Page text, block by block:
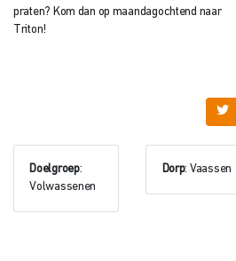
praten? Kom dan op maandagochtend naar
Triton!
Doelgroep:
Volwassenen
Dorp: Vaassen